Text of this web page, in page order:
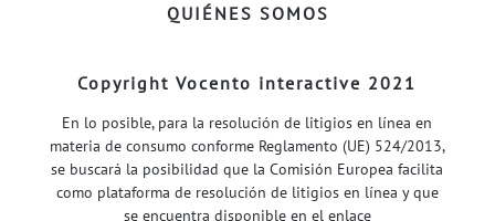
QUIÉNES SOMOS
Copyright Vocento interactive 2021
En lo posible, para la resolución de litigios en línea en
materia de consumo conforme Reglamento (UE) 524/2013,
se buscará la posibilidad que la Comisión Europea facilita
como plataforma de resolución de litigios en línea y que
se encuentra disponible en el enlace